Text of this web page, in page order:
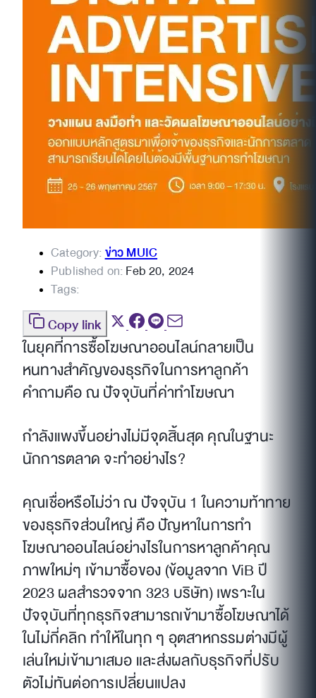
Category:ข่าว MUIC
Published on:Feb 20, 2024
Tags:
Copy link
ในยุคที่การซื้อโฆษณาออนไลน์กลายเป็น
หนทางสำคัญของธุรกิจในการหาลูกค้า
คำถามคือ ณ ปัจจุบันที่ค่าทำโฆษณา
กำลังแพงขึ้นอย่างไม่มีจุดสิ้นสุด คุณในฐานะ
นักการตลาด จะทำอย่างไร?
คุณเชื่อหรือไม่ว่า ณ ปัจจุบัน 1 ในความท้าทาย
ของธุรกิจส่วนใหญ่ คือ ปัญหาในการทำ
โฆษณาออนไลน์อย่างไรในการหาลูกค้าคุณ
ภาพใหม่ๆ เข้ามาซื้อของ (ข้อมูลจาก ViB ปี
2023 ผลสำรวจจาก 323 บริษัท) เพราะใน
ปัจจุบันที่ทุกธุรกิจสามารถเข้ามาซื้อโฆษณาได้
ในไม่กี่คลิก ทำให้ในทุก ๆ อุตสาหกรรมต่างมีผู้
เล่นใหม่เข้ามาเสมอ และส่งผลกับธุรกิจที่ปรับ
ตัวไม่ทันต่อการเปลี่ยนแปลง